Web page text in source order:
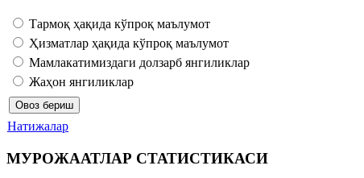
Тармоқ ҳақида кўпроқ маълумот
Ҳизматлар ҳақида кўпроқ маълумот
Мамлакатимиздаги долзарб янгиликлар
Жаҳон янгиликлар
Натижалар
МУРОЖААТЛАР СТАТИСТИКАСИ